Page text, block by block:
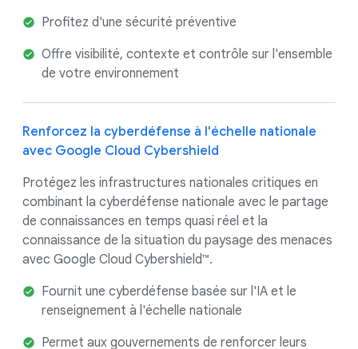
Profitez d'une sécurité préventive
Offre visibilité, contexte et contrôle sur l'ensemble
de votre environnement
Renforcez la cyberdéfense à l'échelle nationale
avec Google Cloud Cybershield
Protégez les infrastructures nationales critiques en
combinant la cyberdéfense nationale avec le partage
de connaissances en temps quasi réel et la
connaissance de la situation du paysage des menaces
avec Google Cloud Cybershield™.
Fournit une cyberdéfense basée sur l'IA et le
renseignement à l'échelle nationale
Permet aux gouvernements de renforcer leurs